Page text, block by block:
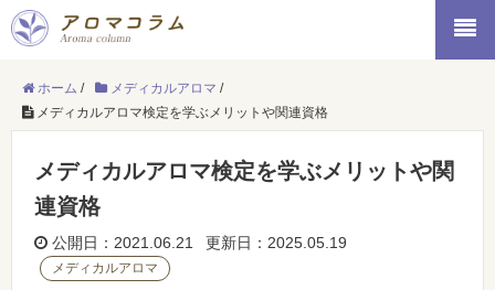
ホーム / メディカルアロマ /
メディカルアロマ検定を学ぶメリットや関連資格
メディカルアロマ検定を学ぶメリットや関
連資格
公開日：2021.06.21 更新日：2025.05.19
メディカルアロマ